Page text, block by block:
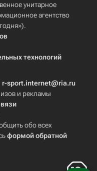
унитарное
агентство
технологий
r-sport.internet@ria.ru
и рекламы
обо всех
формой обратной